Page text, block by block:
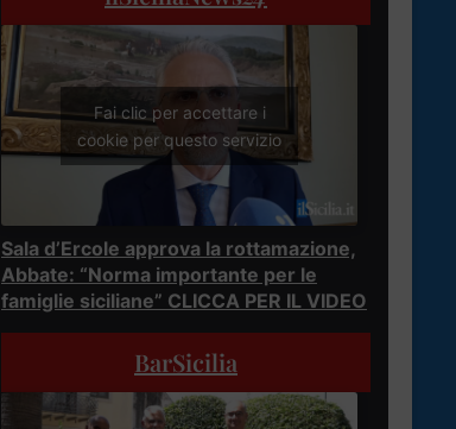
Fai clic per accettare i
cookie per questo servizio
Sala d’Ercole approva la rottamazione,
Abbate: “Norma importante per le
famiglie siciliane” CLICCA PER IL VIDEO
BarSicilia